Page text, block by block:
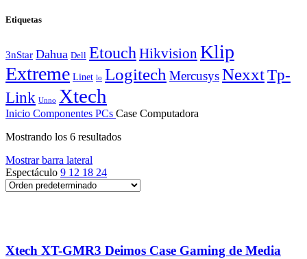
Etiquetas
3nStar Dahua Dell Etouch Hikvision Klip
Extreme Linet lo Logitech MercusysNexxtTp-
Link Unno Xtech
Inicio Componentes PCs Case Computadora
Mostrando los 6 resultados
Mostrar barra lateral
Espectáculo 9 12 18 24
Xtech XT-GMR3 Deimos Case Gaming de Media